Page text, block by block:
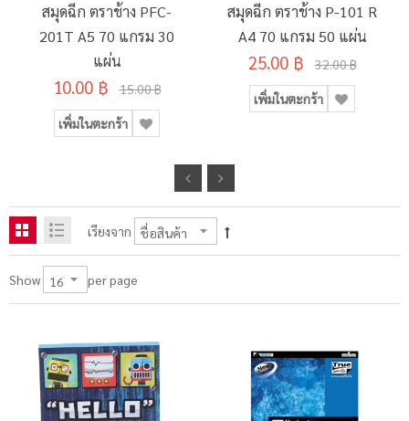
สมุดฉีก ตราช้าง PFC-
201T A5 70 แกรม 30
แผ่น
10.00 ฿ 15.00 ฿
เพิ่มในตะกร้า
สมุดฉีก ตราช้าง P-101 R
A4 70 แกรม 50 แผ่น
25.00 ฿ 32.00 ฿
เพิ่มในตะกร้า
เรียงจาก
Show per page